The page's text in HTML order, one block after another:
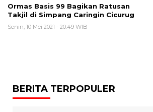
Ormas Basis 99 Bagikan Ratusan
Takjil di Simpang Caringin Cicurug
Senin, 10 Mei 2021 - 20:49 WIB
BERITA TERPOPULER